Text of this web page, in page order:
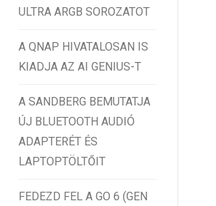
ULTRA ARGB SOROZATOT
A QNAP HIVATALOSAN IS
KIADJA AZ AI GENIUS-T
A SANDBERG BEMUTATJA
ÚJ BLUETOOTH AUDIÓ
ADAPTERÉT ÉS
LAPTOPTÖLTŐIT
FEDEZD FEL A GO 6 (GEN